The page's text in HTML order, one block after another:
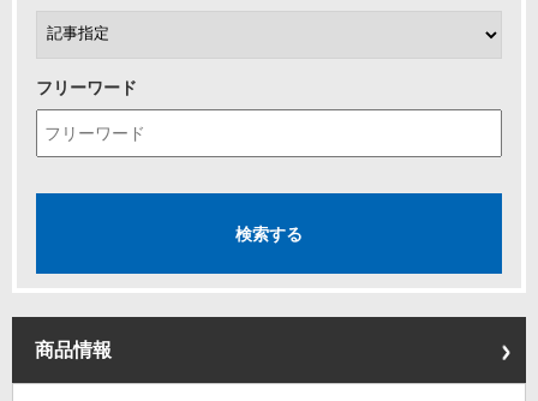
フリーワード
商品情報